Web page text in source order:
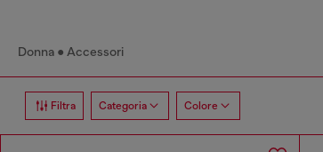
Donna Accessori
Filtra Categoria Colore